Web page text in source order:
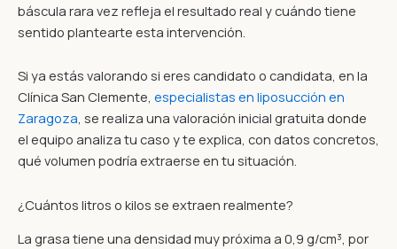
báscula rara vez refleja el resultado real y cuándo tiene
sentido plantearte esta intervención.
Si ya estás valorando si eres candidato o candidata, en la
Clínica San Clemente, especialistas en liposucción en
Zaragoza, se realiza una valoración inicial gratuita donde
el equipo analiza tu caso y te explica, con datos concretos,
qué volumen podría extraerse en tu situación.
¿Cuántos litros o kilos se extraen realmente?
La grasa tiene una densidad muy próxima a 0,9 g/cm³, por